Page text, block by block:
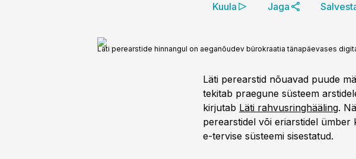
Kuula Jaga
Läti perearstide hinnangul on aeganõudev bürokraatia tänapäevases
Läti perearstid nõuavad puude
tekitab praegune süsteem
kirjutab Läti rahvusringhääling.
perearstidel või eriarstidel ümber
e-tervise süsteemi sisestatud.